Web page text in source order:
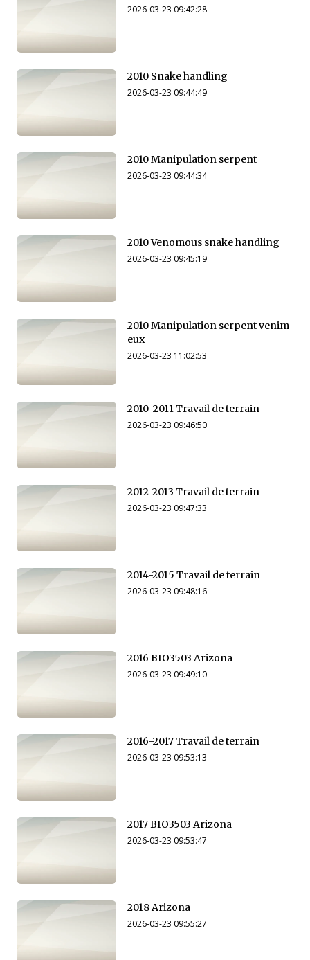
2026-03-23 09:42:28
2010 Snake handling
2026-03-23 09:44:49
2010 Manipulation serpent
2026-03-23 09:44:34
2010 Venomous snake handling
2026-03-23 09:45:19
2010 Manipulation serpent venim
eux
2026-03-23 11:02:53
2010-2011 Travail de terrain
2026-03-23 09:46:50
2012-2013 Travail de terrain
2026-03-23 09:47:33
2014-2015 Travail de terrain
2026-03-23 09:48:16
2016 BIO3503 Arizona
2026-03-23 09:49:10
2016-2017 Travail de terrain
2026-03-23 09:53:13
2017 BIO3503 Arizona
2026-03-23 09:53:47
2018 Arizona
2026-03-23 09:55:27